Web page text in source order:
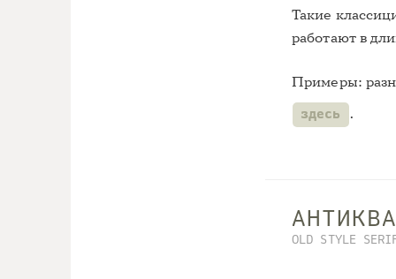
Такие
работают в
Примеры:
здесь .
OLD STYLE